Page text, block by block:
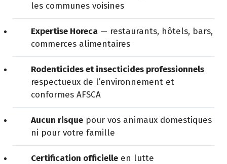
les communes voisines
Expertise Horeca — restaurants, hôtels, bars,
commerces alimentaires
Rodenticides et insecticides professionnels
respectueux de l’environnement et
conformes AFSCA
Aucun risque pour vos animaux domestiques
ni pour votre famille
Certification officielle en lutte